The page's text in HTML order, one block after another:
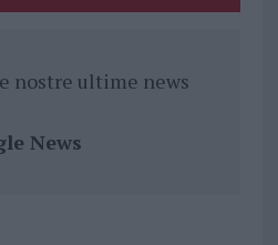
nostre ultime news
News